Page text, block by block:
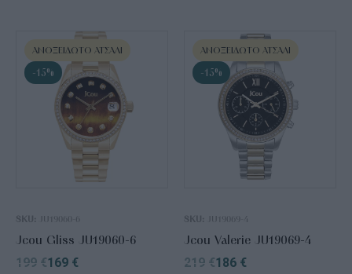
ΑΝΟΞΕΊΔΩΤΟ ΑΤΣΆΛΙ
-15%
SKU: JU19060-6
Jcou Gliss JU19060-6
199 €169 €
ΑΝΟΞΕΊΔΩΤΟ ΑΤΣΆΛΙ
-15%
SKU: JU19069-4
Jcou Valerie JU19069-4
219 €186 €